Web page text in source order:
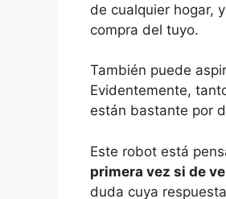
de cualquier hogar,
compra del tuyo.
También puede
Evidentemente,
están bastante por
Este robot está
primera vez si de
duda cuya